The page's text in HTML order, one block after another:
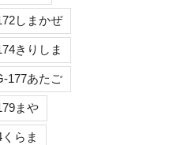
しまかぜ
きりしま
177あたご
まや
らま